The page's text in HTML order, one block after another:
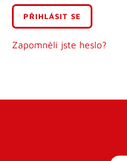
Zapomněli jste heslo?
Uživatelské jméno